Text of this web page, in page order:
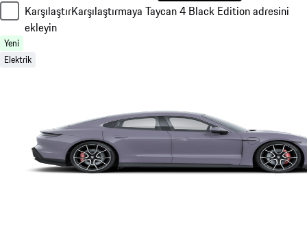
KarşılaştırKarşılaştırmaya Taycan 4 Black Edition adresini
ekleyin
Yeni
Elektrik